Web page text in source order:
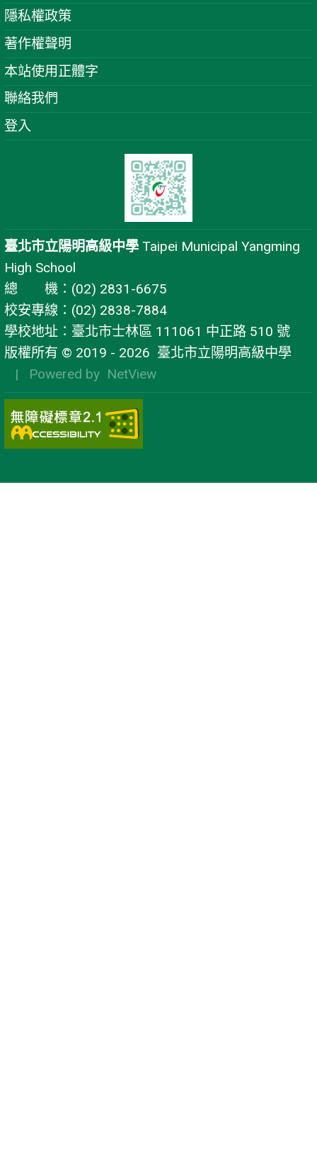
隱私權政策
著作權聲明
本站使用正體字
聯絡我們
登入
臺北市立陽明高級中學 Taipei Municipal Yangming
High School
總 機：(02) 2831-6675
校安專線：(02) 2838-7884
學校地址：臺北市士林區 111061 中正路 510 號
版權所有 © 2019 - 2026 臺北市立陽明高級中學
| Powered by NetView